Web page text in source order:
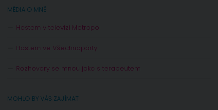
MÉDIA O MNĚ
Hostem v televizi Metropol
Hostem ve Všechnopárty
Rozhovory se mnou jako s terapeutem
MOHLO BY VÁS ZAJÍMAT